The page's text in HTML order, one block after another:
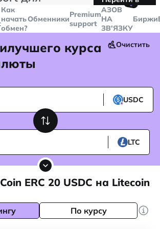
$5000
Telegram
Как
начать
обмен?
ОбменникиPremium
support
🤙
AЗОВ
НА
ЗВ'ЯЗКУ
Биржи
курса
Очистить
USDC
LTC
ERC 20 USDC на Litecoin
По курсу